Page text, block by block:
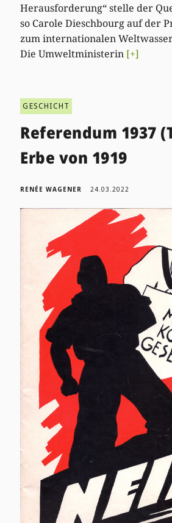
Herausforderung“ stelle der
so Carole Dieschbourg auf der
zum internationalen
Die Umweltministerin [+]
GESCHICHT
Referendum 1937
Erbe von 1919
RENÉE WAGENER 24.03.2022